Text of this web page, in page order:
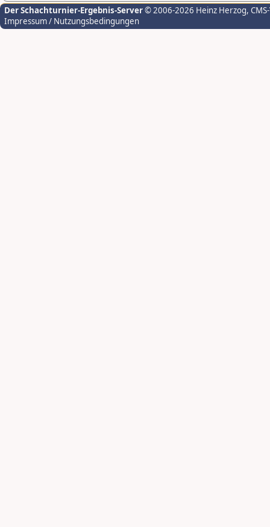
Der Schachturnier-Ergebnis-Server© 2006-2026 Heinz Herzog,
Impressum / Nutzungsbedingungen